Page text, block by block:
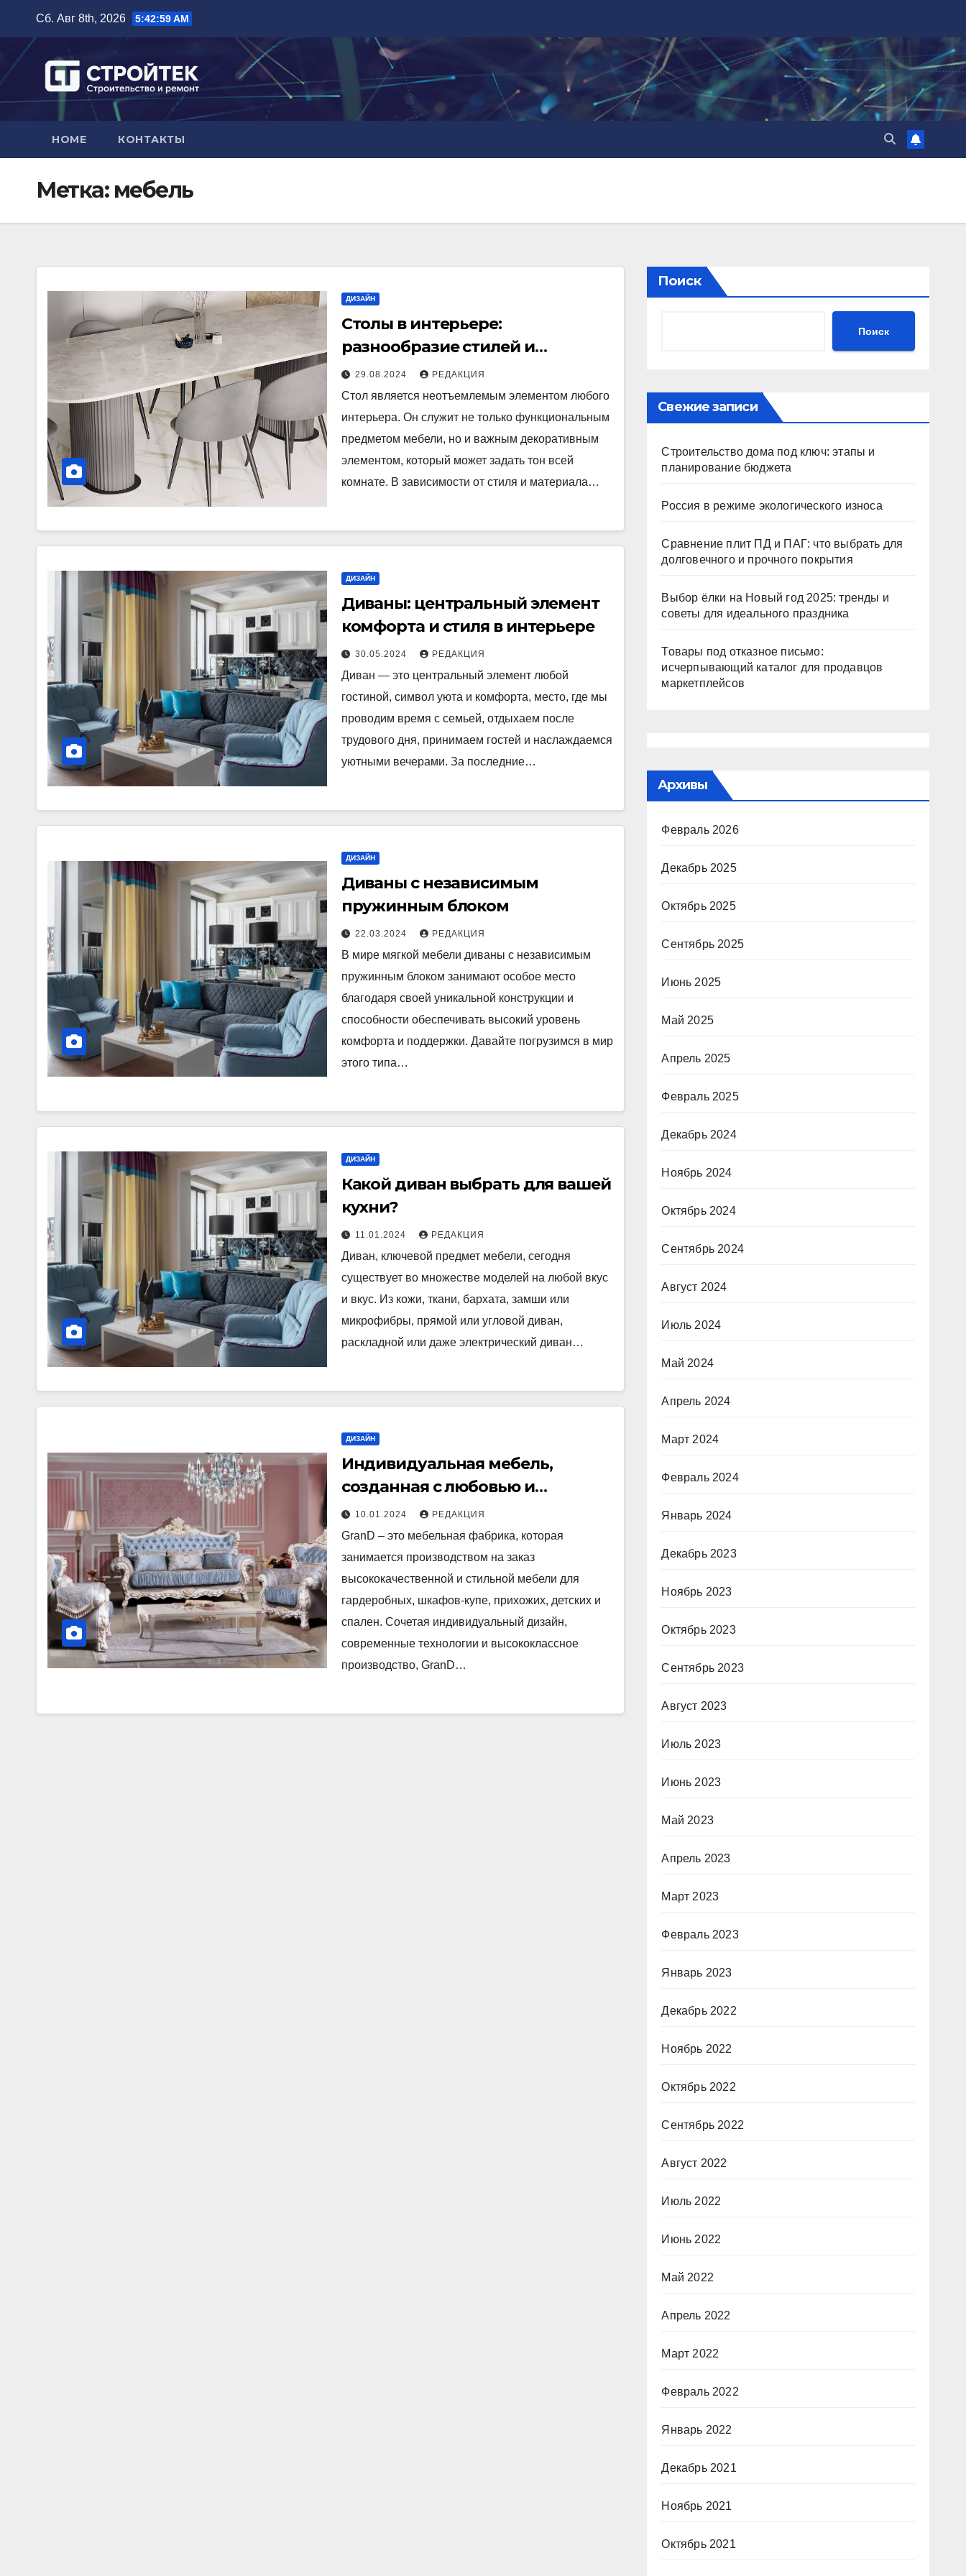
содержимому
Сб. Авг 8th, 2026 5:43:00 AM
HOME КОНТАКТЫ
Метка: мебель
ДИЗАЙН
Столы в интерьере:
разнообразие стилей и
материалов
29.08.2024 РЕДАКЦИЯ
Стол является неотъемлемым элементом любого
интерьера. Он служит не только функциональным
предметом мебели, но и важным декоративным
элементом, который может задать тон всей
комнате. В зависимости от стиля и материала…
ДИЗАЙН
Диваны: центральный элемент
комфорта и стиля в интерьере
30.05.2024 РЕДАКЦИЯ
Диван — это центральный элемент любой
гостиной, символ уюта и комфорта, место, где мы
проводим время с семьей, отдыхаем после
трудового дня, принимаем гостей и наслаждаемся
уютными вечерами. За последние…
ДИЗАЙН
Диваны с независимым
пружинным блоком
22.03.2024 РЕДАКЦИЯ
В мире мягкой мебели диваны с независимым
пружинным блоком занимают особое место
благодаря своей уникальной конструкции и
способности обеспечивать высокий уровень
комфорта и поддержки. Давайте погрузимся в мир
этого типа…
ДИЗАЙН
Какой диван выбрать для вашей
кухни?
11.01.2024 РЕДАКЦИЯ
Диван, ключевой предмет мебели, сегодня
существует во множестве моделей на любой вкус
и вкус. Из кожи, ткани, бархата, замши или
микрофибры, прямой или угловой диван,
раскладной или даже электрический диван…
ДИЗАЙН
Индивидуальная мебель,
созданная с любовью и
профессионализмом
10.01.2024 РЕДАКЦИЯ
GranD – это мебельная фабрика, которая
занимается производством на заказ
высококачественной и стильной мебели для
гардеробных, шкафов-купе, прихожих, детских и
спален. Сочетая индивидуальный дизайн,
современные технологии и высококлассное
производство, GranD…
Поиск
Поиск
Свежие записи
Строительство дома под ключ: этапы и
планирование бюджета
Россия в режиме экологического износа
Сравнение плит ПД и ПАГ: что выбрать для
долговечного и прочного покрытия
Выбор ёлки на Новый год 2025: тренды и
советы для идеального праздника
Товары под отказное письмо:
исчерпывающий каталог для продавцов
маркетплейсов
Архивы
Февраль 2026
Декабрь 2025
Октябрь 2025
Сентябрь 2025
Июнь 2025
Май 2025
Апрель 2025
Февраль 2025
Декабрь 2024
Ноябрь 2024
Октябрь 2024
Сентябрь 2024
Август 2024
Июль 2024
Май 2024
Апрель 2024
Март 2024
Февраль 2024
Январь 2024
Декабрь 2023
Ноябрь 2023
Октябрь 2023
Сентябрь 2023
Август 2023
Июль 2023
Июнь 2023
Май 2023
Апрель 2023
Март 2023
Февраль 2023
Январь 2023
Декабрь 2022
Ноябрь 2022
Октябрь 2022
Сентябрь 2022
Август 2022
Июль 2022
Июнь 2022
Май 2022
Апрель 2022
Март 2022
Февраль 2022
Январь 2022
Декабрь 2021
Ноябрь 2021
Октябрь 2021